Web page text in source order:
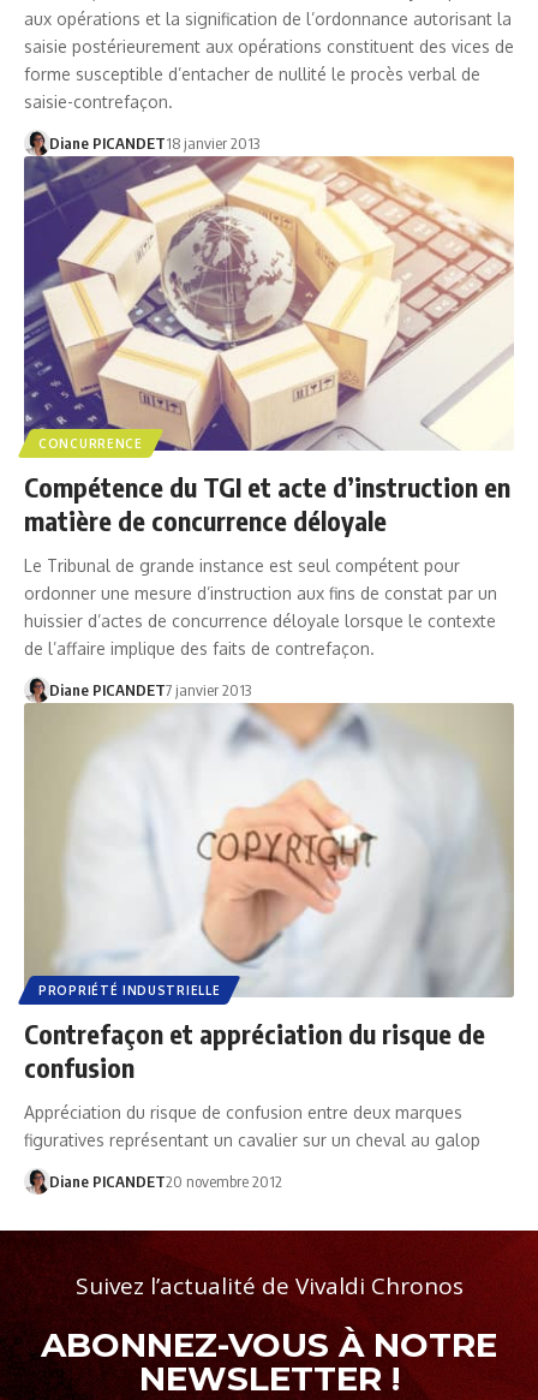
aux opérations et la signification de l’ordonnance autorisant la
saisie postérieurement aux opérations constituent des vices de
forme susceptible d’entacher de nullité le procès verbal de
saisie-contrefaçon.
Diane PICANDET18 janvier 2013
CONCURRENCE
Compétence du TGI et acte d’instruction en
matière de concurrence déloyale
Le Tribunal de grande instance est seul compétent pour
ordonner une mesure d’instruction aux fins de constat par un
huissier d’actes de concurrence déloyale lorsque le contexte
de l’affaire implique des faits de contrefaçon.
Diane PICANDET7 janvier 2013
PROPRIÉTÉ INDUSTRIELLE
Contrefaçon et appréciation du risque de
confusion
Appréciation du risque de confusion entre deux marques
figuratives représentant un cavalier sur un cheval au galop
Diane PICANDET20 novembre 2012
Suivez l’actualité de Vivaldi Chronos
ABONNEZ-VOUS À NOTRE
NEWSLETTER !